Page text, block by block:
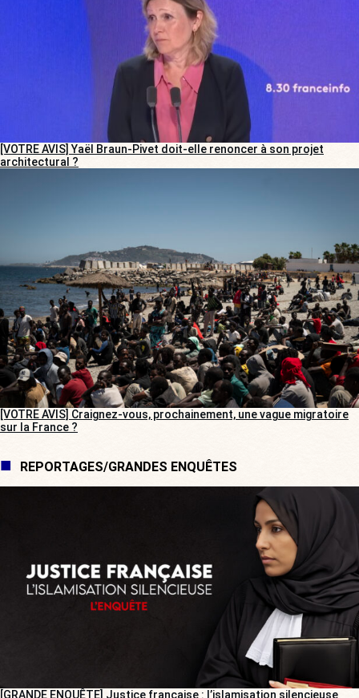
[VOTRE AVIS] Yaël Braun-Pivet doit-elle renoncer à son projet
architectural ?
[VOTRE AVIS] Craignez-vous, prochainement, une vague migratoire
sur la France ?
REPORTAGES/GRANDES ENQUÊTES
[GRANDE ENQUÊTE] Justice française : l’islamisation silencieuse